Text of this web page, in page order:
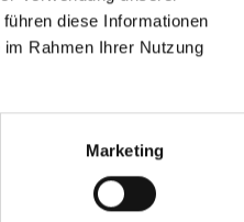
diese Informationen
Rahmen Ihrer Nutzung
Marketing
Schafkopfspiel)
auf, an der eine